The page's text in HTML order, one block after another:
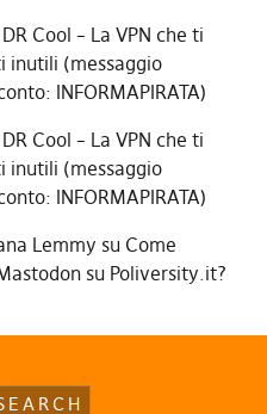
Cool – La VPN che ti
inutili (messaggio
INFORMAPIRATA)
Cool – La VPN che ti
inutili (messaggio
INFORMAPIRATA)
Lemmy su Come
su Poliversity.it?